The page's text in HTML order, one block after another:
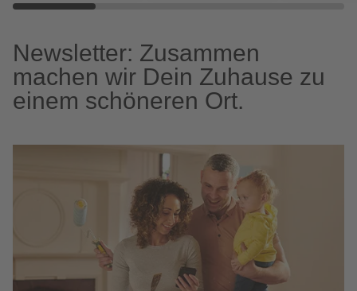
Newsletter: Zusammen
machen wir Dein Zuhause zu
einem schöneren Ort.